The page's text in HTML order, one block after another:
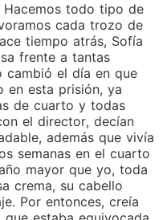
Hacemos todo tipo de
cada trozo de
tiempo atrás, Sofía
frente a tantas
cambió el día en que
en esta prisión, ya
de cuarto y todas
el director, decían
además que vivía
semanas en el cuarto
mayor que yo, toda
crema, su cabello
Por entonces, creía